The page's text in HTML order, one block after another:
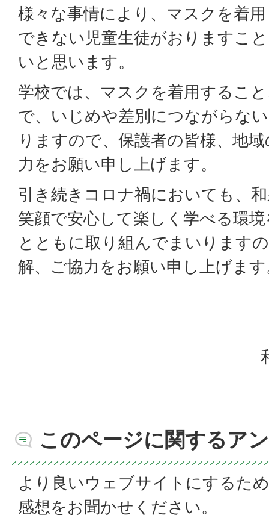
様々な事情により、マスクを着
できない児童生徒がおりますこ
いと思います。
学校では、マスクを着用するこ
で、いじめや差別につながらな
りますので、保護者の皆様、地
力をお願い申し上げます。
引き続きコロナ禍においても、
笑顔で安心して楽しく学べる環
とともに取り組んでまいります
解、ご協力をお願い申し上げま
このページに関するア
より良いウェブサイトにするた
感想をお聞かせください。